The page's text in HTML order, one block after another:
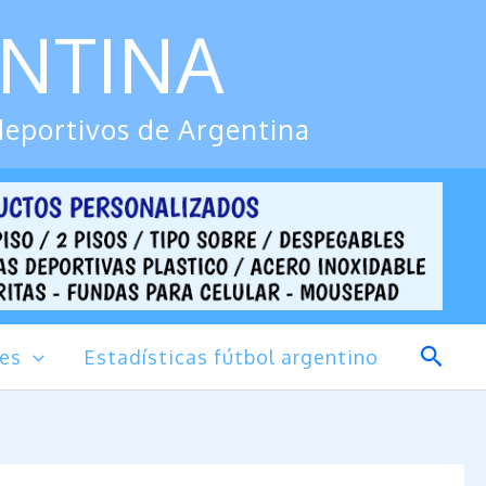
de Argentina
Estadísticas fútbol argentino